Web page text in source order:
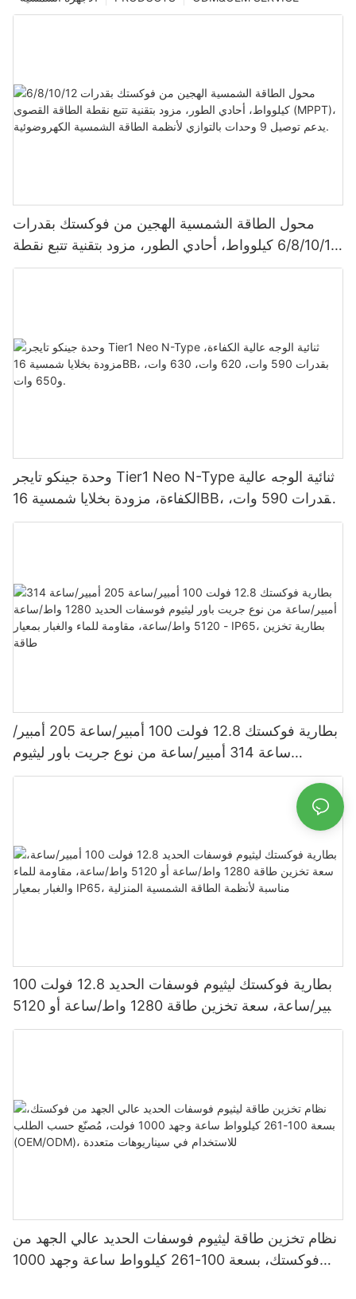
محول الطاقة الشمسية الهجين من فوكستك بقدرات
6/8/10/12 كيلوواط، أحادي الطور، مزود بتقنية تتبع نقطة
الطاقة القصوى (MPPT)، يدعم توصيل 9 وحدات بالتوازي
وحدة جينكو تايجر Tier1 Neo N-Type ثنائية الوجه عالية
الكفاءة، مزودة بخلايا شمسية 16BB، بقدرات 590 وات،
620 وات، 630 وات، و650 وات.
بطارية فوكستك 12.8 فولت 100 أمبير/ساعة 205 أمبير/
ساعة 314 أمبير/ساعة من نوع جريت باور ليثيوم
فوسفات الحديد 1280 واط/ساعة - 5120 واط/ساعة،
مقاومة للماء والغبار بمعيار IP65، بطارية تخزين طاقة
بطارية فوكستك ليثيوم فوسفات الحديد 12.8 فولت 100
أمبير/ساعة، سعة تخزين طاقة 1280 واط/ساعة أو 5120
واط/ساعة، مقاومة للماء والغبار بمعيار IP65، مناسبة
نظام تخزين طاقة ليثيوم فوسفات الحديد عالي الجهد من
فوكستك، بسعة 100-261 كيلوواط ساعة وجهد 1000